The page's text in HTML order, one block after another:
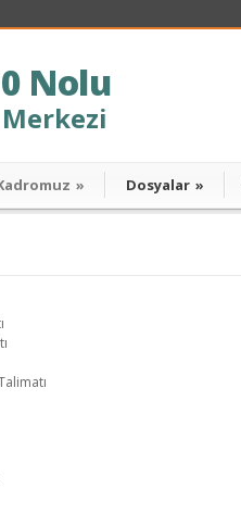
Nolu
Merkezi
» Dosyalar »